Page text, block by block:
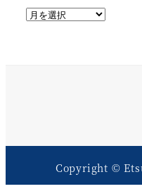
ア
Copyright ©